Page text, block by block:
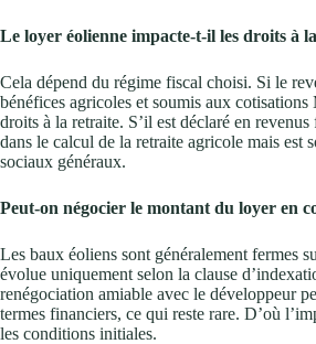
Le loyer éolienne impacte-t-il les droits à
Cela dépend du régime fiscal choisi. Si le
bénéfices agricoles et soumis aux
droits à la retraite. S’il est déclaré en
dans le calcul de la retraite agricole mais est
sociaux généraux.
Peut-on négocier le montant du loyer en
Les baux éoliens sont généralement fermes
évolue uniquement selon la clause
renégociation amiable avec le développeur
termes financiers, ce qui reste rare. D’où
les conditions initiales.